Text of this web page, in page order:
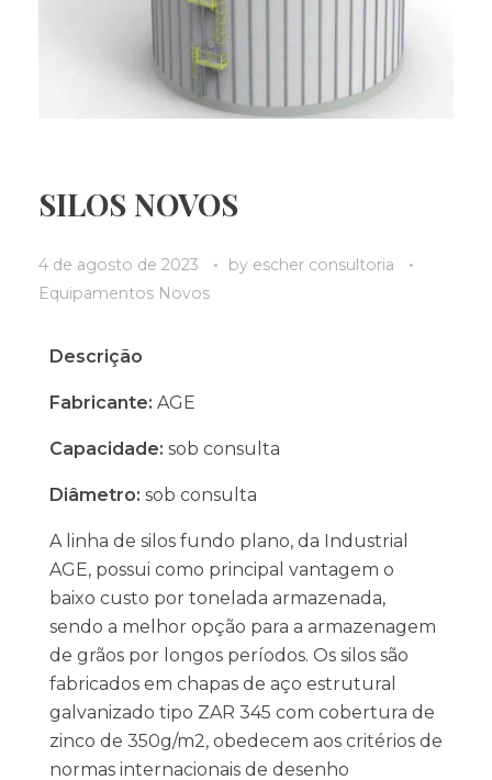
SILOS NOVOS
4 de agosto de 2023 by escher consultoria
Equipamentos Novos
Descrição
Fabricante: AGE
Capacidade: sob consulta
Diâmetro: sob consulta
A linha de silos fundo plano, da Industrial
AGE, possui como principal vantagem o
baixo custo por tonelada armazenada,
sendo a melhor opção para a armazenagem
de grãos por longos períodos. Os silos são
fabricados em chapas de aço estrutural
galvanizado tipo ZAR 345 com cobertura de
zinco de 350g/m2, obedecem aos critérios de
normas internacionais de desenho